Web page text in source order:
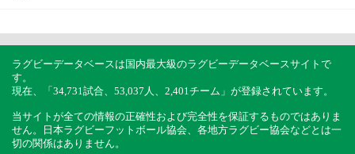
ラグビーデータベースは国内最大級のラグビーデータベースサイトで
す。
現在、「34,731試合、53,037人、2,401チーム」が登録されています。
当サイトが全ての情報の正確性および完全性を保証するものではありま
せん。日本ラグビーフットボール協会、各地方ラグビー協会などとは一
切の関係はありません。